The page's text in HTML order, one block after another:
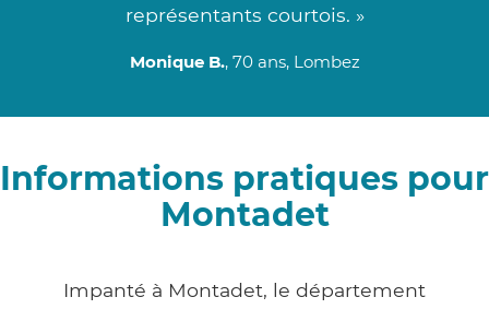
représentants courtois. »
Monique B., 70 ans, Lombez
Informations pratiques pour
Montadet
Impanté à Montadet, le département